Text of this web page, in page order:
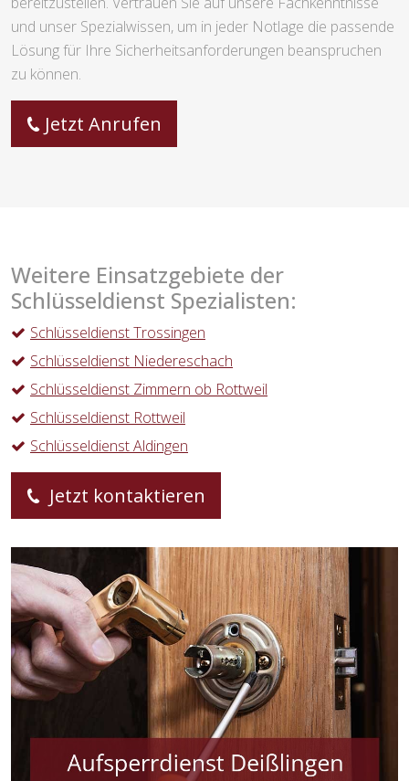
und unser Spezialwissen, um in jeder Notlage die passende
Lösung für Ihre Sicherheitsanforderungen beanspruchen
zu können.
Jetzt Anrufen
Weitere Einsatzgebiete der
Schlüsseldienst Spezialisten:
Schlüsseldienst Trossingen
Schlüsseldienst Niedereschach
Schlüsseldienst Zimmern ob Rottweil
Schlüsseldienst Rottweil
Schlüsseldienst Aldingen
Jetzt kontaktieren